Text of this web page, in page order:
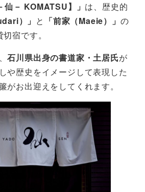
仙－ KOMATSU】」 は、歴史的
）」 と 「前家（Maeie）」 の
宿です。
石川県出身の書道家・土居氏が
や歴史をイメージして表現した
がお出迎えをしてくれます。